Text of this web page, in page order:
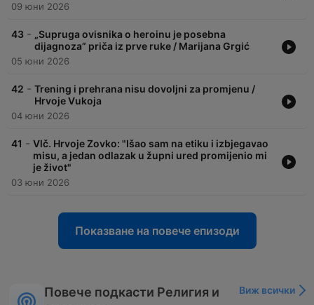
09 юни 2026
43 - „Supruga ovisnika o heroinu je posebna
dijagnoza” priča iz prve ruke / Marijana Grgić
05 юни 2026
42 - Trening i prehrana nisu dovoljni za promjenu /
Hrvoje Vukoja
04 юни 2026
41 - Vlč. Hrvoje Zovko: "Išao sam na etiku i izbjegavao
misu, a jedan odlazak u župni ured promijenio mi
je život"
03 юни 2026
Показване на повече епизоди
Повече подкасти Религия и
Виж всички